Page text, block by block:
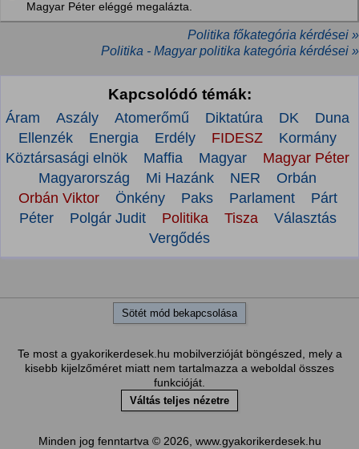
Magyar Péter eléggé megalázta.
Politika főkategória kérdései »
Politika - Magyar politika kategória kérdései »
Kapcsolódó témák:
Áram Aszály Atomerőmű Diktatúra DK
Duna
Ellenzék
Energia Erdély FIDESZ
Kormány
Köztársasági elnök
Maffia Magyar
Magyar Péter
Magyarország
Mi Hazánk NER
Orbán
Orbán Viktor
Önkény Paks Parlament
Párt
Péter
Polgár Judit Politika Tisza
Választás
Vergődés
Sötét mód bekapcsolása
Te most a gyakorikerdesek.hu mobilverzióját böngészed, mely a
kisebb kijelzőméret miatt nem tartalmazza a weboldal összes
funkcióját.
Váltás teljes nézetre
Minden jog fenntartva © 2026, www.gyakorikerdesek.hu